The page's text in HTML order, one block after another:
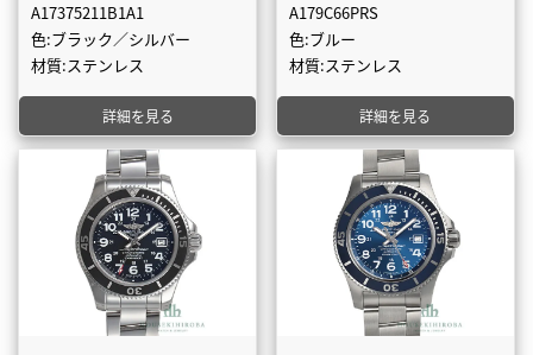
A17375211B1A1
色:ブラック／シルバー
材質:ステンレス
詳細を見る
A179C66PRS
色:ブルー
材質:ステンレス
詳細を見る